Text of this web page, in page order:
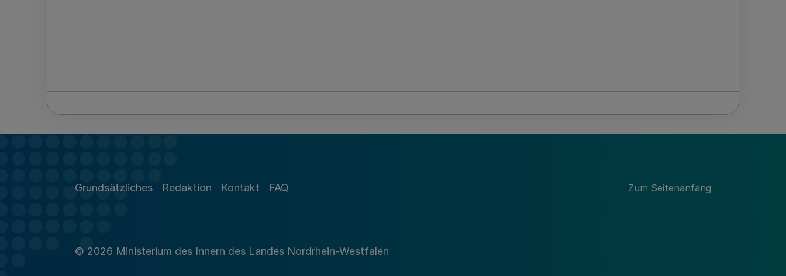
Grundsätzliches Redaktion Kontakt FAQ Zum Seitenanfang
© 2026 Ministerium des Innern des Landes Nordrhein-Westfalen